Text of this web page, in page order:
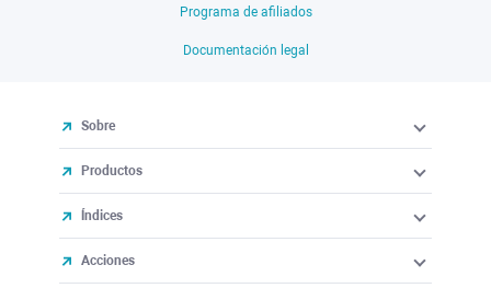
Programa de afiliados
Documentación legal
Sobre
Productos
Índices
Acciones